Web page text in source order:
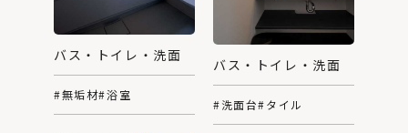
バス・トイレ・洗面
#無垢材#浴室
バス・トイレ・洗面
#洗面台#タイル